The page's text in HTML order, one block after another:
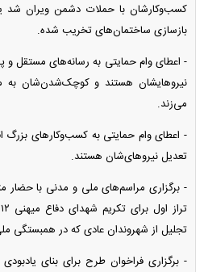
کسب‌وکارشان با حملات دشمن ویران
بازسازی ساختمان‌های تخریب شده.
- اعطای وام حمایتی به رسانه‌های مستقل
نیروهایشان هستند و کوچک‌شدن‌شان به
می‌زند.
- اعطای وام حمایتی به کسب‌وکار‌های بزرگ
تعدیل نیروهای‌شان هستند.
- برگزاری مراسم‌های ملی و مدنی با حضار
تجلیل از شهروندان عادی که در همبستگی
- برگزاری فراخوان طرح برای بنای